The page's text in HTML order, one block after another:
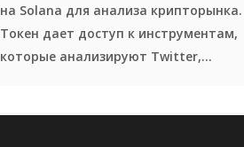
на Solana для анализа крипторынка.
Токен дает доступ к инструментам,
которые анализируют Twitter,